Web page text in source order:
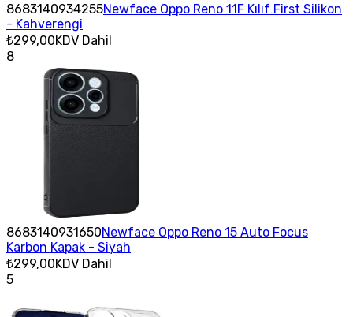
8683140934255Newface Oppo Reno 11F Kılıf First Silikon
- Kahverengi
₺299,00KDV Dahil
8
8683140931650Newface Oppo Reno 15 Auto Focus
Karbon Kapak - Siyah
₺299,00KDV Dahil
5